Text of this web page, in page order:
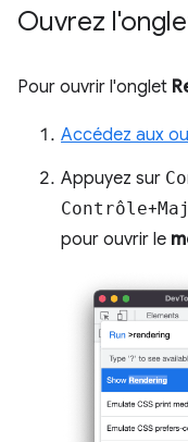
Ouvrez
Pour ouvrir l'onglet
Accédez aux
Appuyez sur
Contrôle+Maj
pour ouvrir le